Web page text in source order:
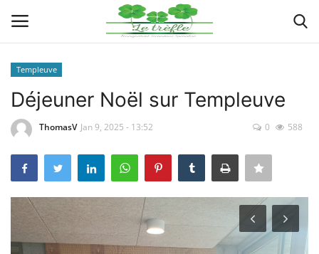
Actualités
Implantations
Organigramme
Galeries
Templeuve
Déjeuner Noël sur Templeuve
ThomasV Jan 9, 2025 - 13:52 0 588